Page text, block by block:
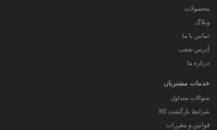
محصولات
وبلاگ
تماس با ما
آدرس شعب
درباره ما
خدمات مشتریان
سوالات متداول
شرایط بازگشت کالا
قوانین و مقررات